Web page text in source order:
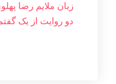
زبان ملایم‌ رضا
دو روایت از یک